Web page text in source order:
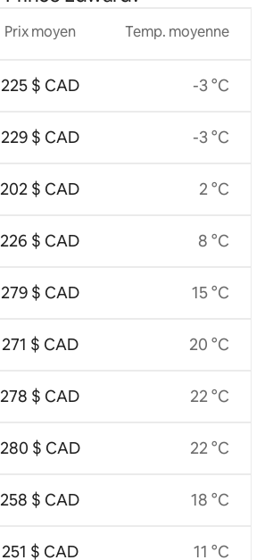
Prix moyen
225 $ CAD
229 $ CAD
202 $ CAD
226 $ CAD
279 $ CAD
271 $ CAD
278 $ CAD
280 $ CAD
258 $ CAD
251 $ CAD
Temp. moyenne
-3 °C
-3 °C
2 °C
8 °C
15 °C
20 °C
22 °C
22 °C
18 °C
11 °C